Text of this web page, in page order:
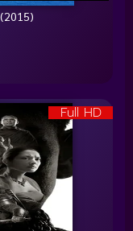
Full HD